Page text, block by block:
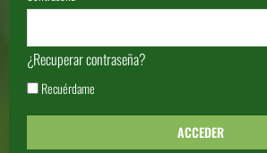
¿Recuperar contraseña?
Recuérdame